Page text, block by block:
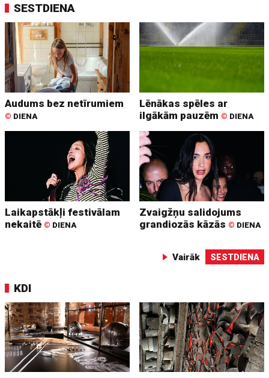
SESTDIENA
Audums bez netīrumiem
© DIENA
Lēnākas spēles ar
ilgākām pauzēm © DIENA
Laikapstākļi festivālam
nekaitē © DIENA
Zvaigžņu salidojums
grandiozās kāzās © DIENA
Vairāk SESTDIENA
KDI